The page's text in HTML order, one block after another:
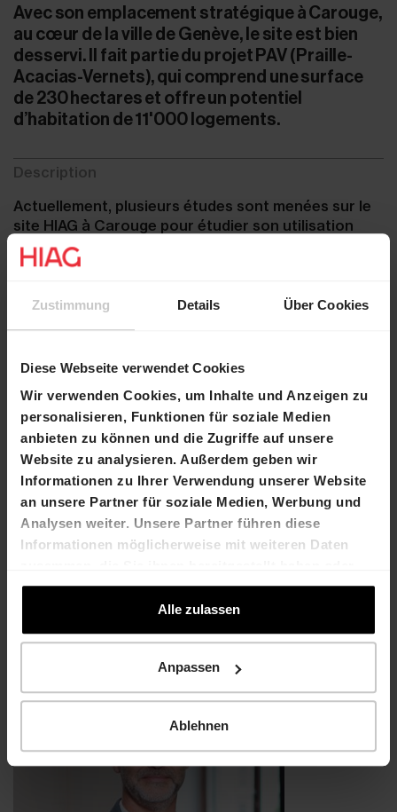
Zustimmung Details Über Cookies
Diese Webseite verwendet Cookies
Wir verwenden Cookies, um Inhalte und Anzeigen zu
personalisieren, Funktionen für soziale Medien
anbieten zu können und die Zugriffe auf unsere
Website zu analysieren. Außerdem geben wir
Informationen zu Ihrer Verwendung unserer Website
an unsere Partner für soziale Medien, Werbung und
Analysen weiter. Unsere Partner führen diese
Informationen möglicherweise mit weiteren Daten
die sie im Rahmen Ihrer Nutzung der Dienste
Alle zulassen
Anpassen
Ablehnen
Avec son emplacement stratégique à Carouge,
au cœur de la ville de Genève, le site est bien
desservi. Il fait partie du projet PAV (Praille-
Acacias-Vernets), qui comprend une surface
de 230 hectares et offre un potentiel
d’habitation de 11'000 logements.
Description
Actuellement, plusieurs études sont menées sur le
site HIAG à Carouge pour étudier son utilisation
future. Pour l’heure, une société spécialisée dans le
commerce du bois et des dérivés de bois ainsi
sont locataires du site.